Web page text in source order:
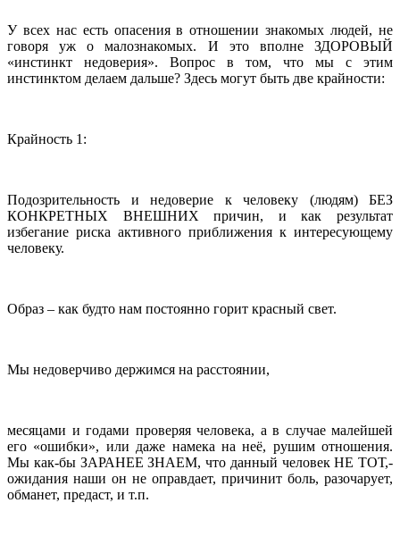
У всех нас есть опасения в отношении знакомых людей, не
говоря уж о малознакомых. И это вполне ЗДОРОВЫЙ
«инстинкт недоверия». Вопрос в том, что мы с этим
инстинктом делаем дальше? Здесь могут быть две крайности:
Крайность 1:
Подозрительность и недоверие к человеку (людям) БЕЗ
КОНКРЕТНЫХ ВНЕШНИХ причин, и как результат
избегание риска активного приближения к интересующему
человеку.
Образ – как будто нам постоянно горит красный свет.
Мы недоверчиво держимся на расстоянии,
месяцами и годами проверяя человека, а в случае малейшей
его «ошибки», или даже намека на неё, рушим отношения.
Мы как-бы ЗАРАНЕЕ ЗНАЕМ, что данный человек НЕ ТОТ,-
ожидания наши он не оправдает, причинит боль, разочарует,
обманет, предаст, и т.п.